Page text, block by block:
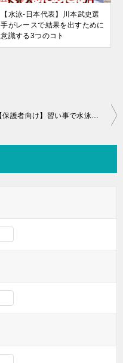
【水泳-日本代表】川本武史選
手がレースで結果を出すために
意識する3つのコト